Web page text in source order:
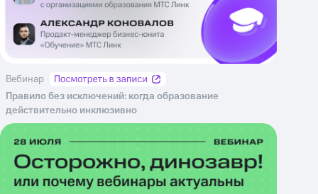
Вебинар
Правило без исключений: когда образование
действительно инклюзивно